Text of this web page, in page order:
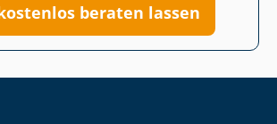
beraten lassen